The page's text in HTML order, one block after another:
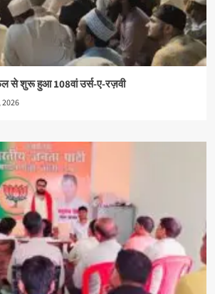
से शुरू हुआ 108वां उर्स-ए-रज़वी